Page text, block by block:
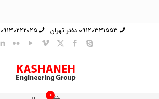
09120331553 دفتر تهران 09130222025 دفتر اصفهان
0